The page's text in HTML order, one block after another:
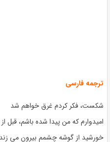
ترجمه فارسی
شکست، فکر کردم غرق خواهم شد
امیدوارم که من پیدا شده باشم، قبل
خورشید از گوشه چشمم بیرون می